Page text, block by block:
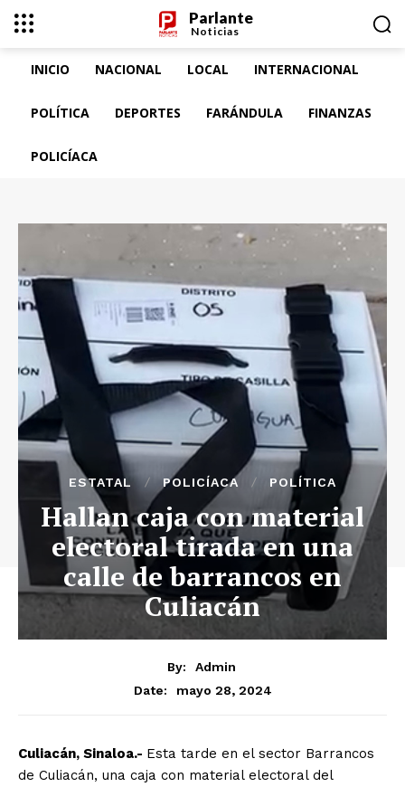
Parlante
Noticias
INICIO NACIONAL LOCAL INTERNACIONAL
POLÍTICA DEPORTES FARÁNDULA FINANZAS
POLICÍACA
ESTATAL POLICÍACA POLÍTICA
Hallan caja con material
electoral tirada en una
calle de barrancos en
Culiacán
By:
Admin
Date:
mayo 28, 2024
Culiacán, Sinaloa.- Esta tarde en el sector Barrancos
de Culiacán, una caja con material electoral del